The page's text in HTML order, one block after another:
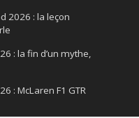
2026 : la leçon
: la fin d’un mythe,
: McLaren F1 GTR